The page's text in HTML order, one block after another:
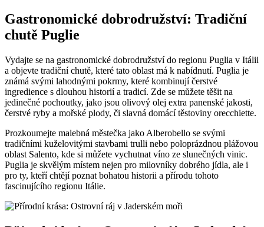
Gastronomické dobrodružství: Tradiční
chutě Puglie
Vydajte se na gastronomické dobrodružství do regionu Puglia v Itálii
a objevte tradiční chutě, které tato oblast má k nabídnutí. Puglia je
známá svými lahodnými pokrmy, které kombinují čerstvé
ingredience s dlouhou historií a tradicí. Zde se můžete těšit na
jedinečné pochoutky, jako jsou olivový olej extra panenské jakosti,
čerstvé ryby a mořské plody, či slavná domácí těstoviny orecchiette.
Prozkoumejte malebná městečka jako Alberobello se svými
tradičními kuželovitými stavbami trulli nebo poloprázdnou plážovou
oblast Salento, kde si můžete vychutnat víno ze slunečných vinic.
Puglia je skvělým místem nejen pro milovníky dobrého jídla, ale i
pro ty, kteří chtějí poznat bohatou historii a přírodu tohoto
fascinujícího regionu Itálie.